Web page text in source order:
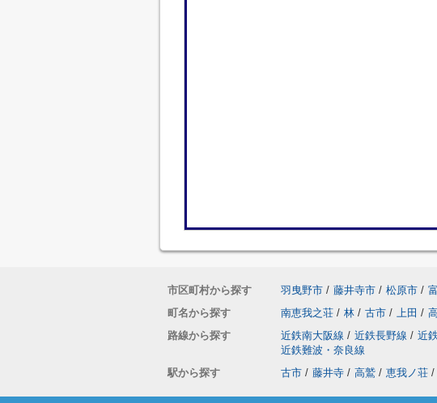
市区町村から探す 羽曳野市 / 藤井寺市 / 松原市 /
町名から探す
南恵我之荘 / 林 / 古市 / 上田 /
路線から探す
近鉄南大阪線 / 近鉄長野線 / 近
近鉄難波・奈良線
駅から探す
古市 / 藤井寺 / 高鷲 / 恵我ノ荘 /